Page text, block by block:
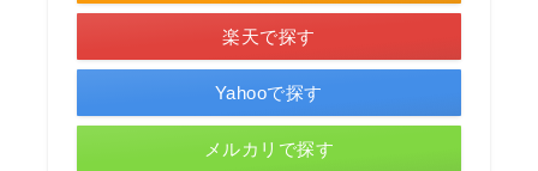
楽天で探す
Yahooで探す
メルカリで探す